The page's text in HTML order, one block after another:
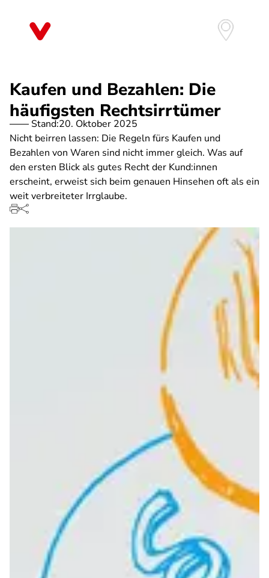
Kaufen und Bezahlen: Die
häufigsten Rechtsirrtümer
Stand:20. Oktober 2025
Nicht beirren lassen: Die Regeln fürs Kaufen und
Bezahlen von Waren sind nicht immer gleich. Was auf
den ersten Blick als gutes Recht der Kund:innen
erscheint, erweist sich beim genauen Hinsehen oft als ein
weit verbreiteter Irrglaube.